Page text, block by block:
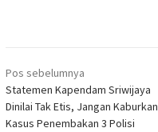
Navigasi
pos
Pos sebelumnya
Statemen Kapendam Sriwijaya
Dinilai Tak Etis, Jangan Kaburkan
Kasus Penembakan 3 Polisi